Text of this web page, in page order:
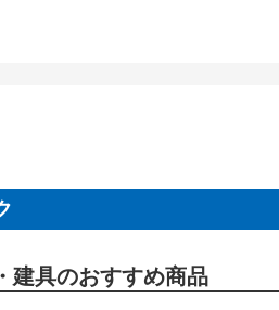
建具のおすすめ商品